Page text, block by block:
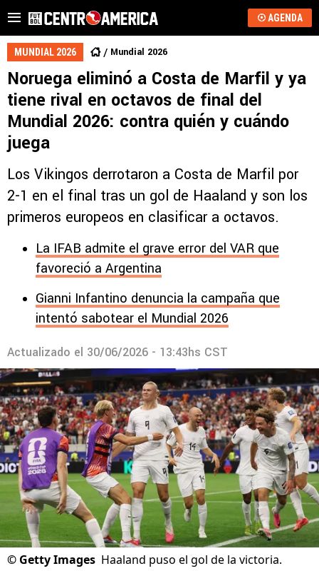
AGENDA
MUNDIAL 2026 Mundial 2026
Noruega eliminó a Costa de Marfil y ya
tiene rival en octavos de final del
Mundial 2026: contra quién y cuándo
juega
Los Vikingos derrotaron a Costa de Marfil por
2-1 en el final tras un gol de Haaland y son los
primeros europeos en clasificar a octavos.
La IFAB admite el grave error del VAR que
favoreció a Argentina
Gianni Infantino denuncia la campaña que
intentó sabotear el Mundial 2026
Actualizado el 30/06/2026 - 13:43hs CST
© Getty Images Haaland puso el gol de la victoria.